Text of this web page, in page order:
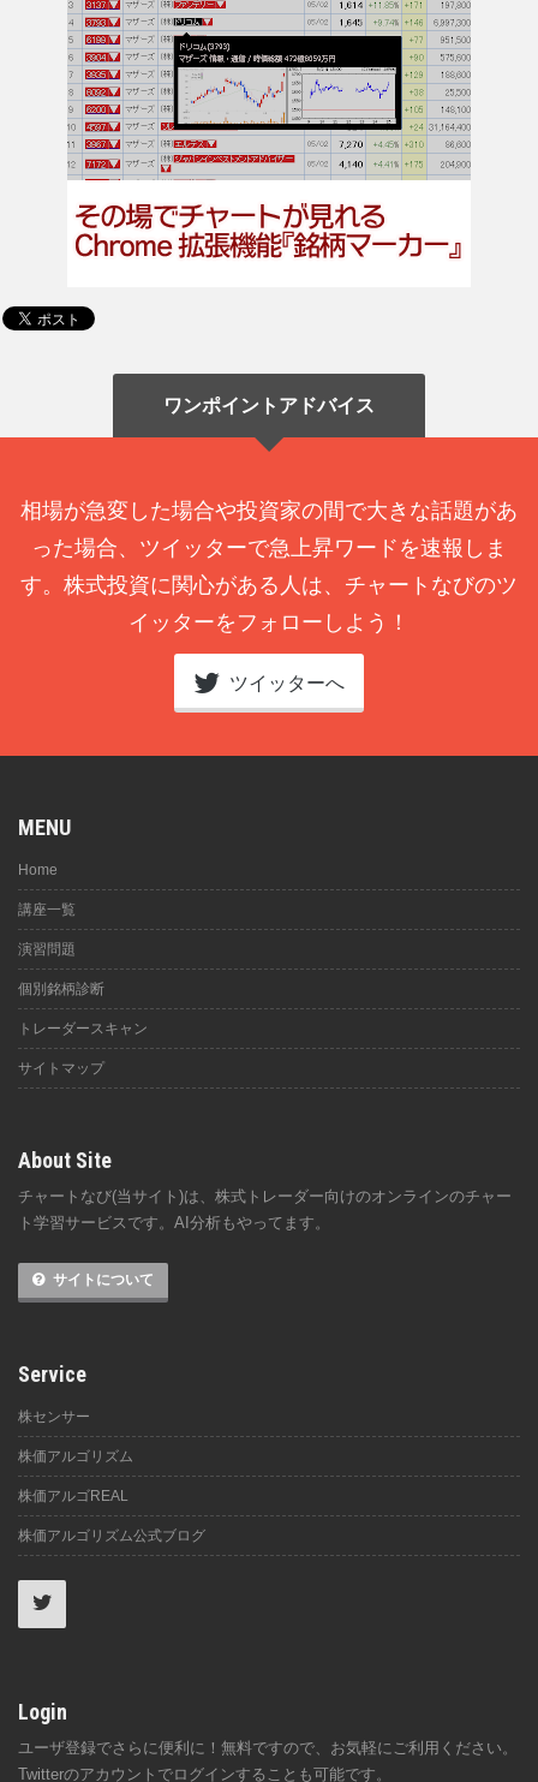
ワンポイントアドバイス
相場が急変した場合や投資家の間で大きな話題があ
った場合、ツイッターで急上昇ワードを速報しま
す。株式投資に関心がある人は、チャートなびのツ
イッターをフォローしよう！
ツイッターへ
MENU
Home
講座一覧
演習問題
個別銘柄診断
トレーダースキャン
サイトマップ
About Site
チャートなび(当サイト)は、株式トレーダー向けのオンラインのチャー
ト学習サービスです。AI分析もやってます。
サイトについて
Service
株センサー
株価アルゴリズム
株価アルゴREAL
株価アルゴリズム公式ブログ
Login
ユーザ登録でさらに便利に！無料ですので、お気軽にご利用ください。
Twitterのアカウントでログインすることも可能です。